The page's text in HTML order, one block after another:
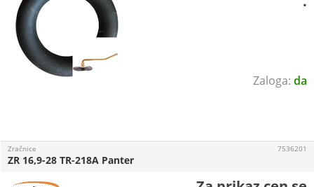
da
Zračnice
ZR 16,9-28 TR-218A Panter
7536201